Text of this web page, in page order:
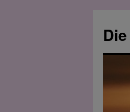
springen